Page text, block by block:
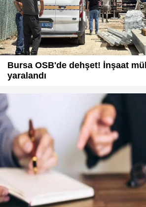
Bursa OSB'de dehşet! İnşaat
yaralandı